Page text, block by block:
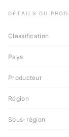
DÉTAILS DU
Classification
Pays
Producteur
Région
Sous-région